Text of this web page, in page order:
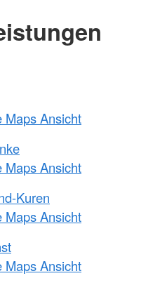
Maps Ansicht
Maps Ansicht
Kuren
Maps Ansicht
Maps Ansicht